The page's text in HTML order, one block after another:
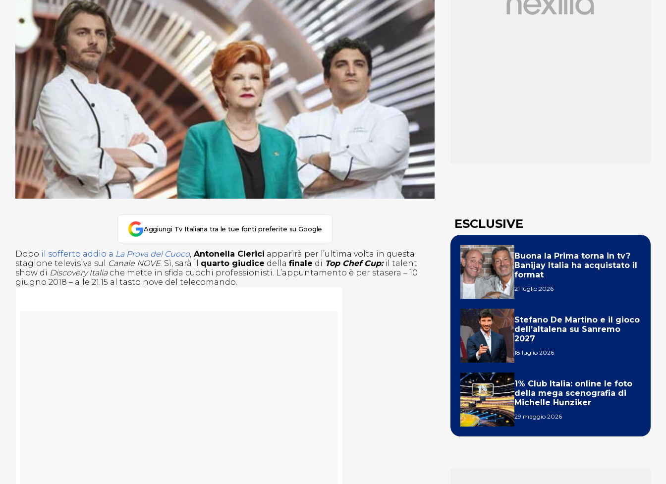
Aggiungi Tv Italiana tra le tue fonti preferite su Google
Dopo il sofferto addio a La Prova del Cuoco, Antonella Clerici apparirà per l’ultima volta in questa
stagione televisiva sul
Canale NOVE. Sì, sarà il quarto giudice della finale di Top Chef Cup:il talent
show di Discovery Italiache mette in sfida cuochi professionisti. L’appuntamento è per stasera – 10
giugno 2018 – alle 21.15 al tasto nove del telecomando.
ESCLUSIVE
Buona la Prima torna in tv?
Banijay Italia ha acquistato il
format
21 luglio 2026
Stefano De Martino e il gioco
dell’altalena su Sanremo
2027
18 luglio 2026
1% Club Italia: online le foto
della mega scenografia di
Michelle Hunziker
29 maggio 2026